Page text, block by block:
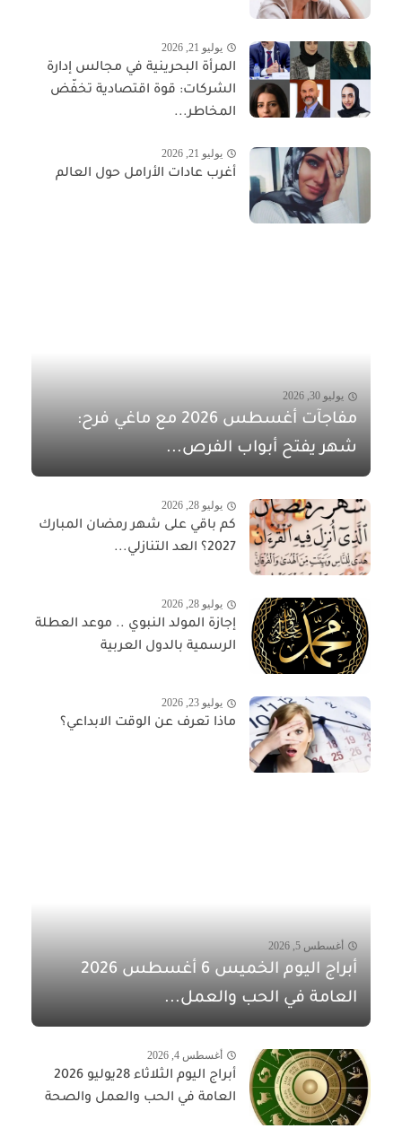
يوليو 21, 2026
المرأة البحرينية في مجالس إدارة
الشركات: قوة اقتصادية تخفّض
المخاطر...
يوليو 21, 2026
أغرب عادات الأرامل حول العالم
يوليو 30, 2026
مفاجآت أغسطس 2026 مع ماغي فرح:
شهر يفتح أبواب الفرص...
يوليو 28, 2026
كم باقي على شهر رمضان المبارك
2027؟ العد التنازلي...
يوليو 28, 2026
إجازة المولد النبوي .. موعد العطلة
الرسمية بالدول العربية
يوليو 23, 2026
ماذا تعرف عن الوقت الابداعي؟
أغسطس 5, 2026
أبراج اليوم الخميس 6 أغسطس 2026
العامة في الحب والعمل...
أغسطس 4, 2026
أبراج اليوم الثلاثاء 28يوليو 2026
العامة في الحب والعمل والصحة